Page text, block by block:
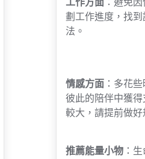
劃工作進度，找
法。
情感方面 ：多花
彼此的陪伴中獲
較大，請提前做好
推薦能量小物 ：